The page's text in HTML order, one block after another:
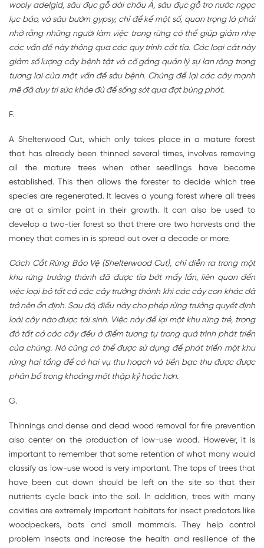
wooly adelgid, sâu đục gỗ dài châu Á, sâu đục gỗ tro nước ngọc
lục bảo, và sâu bướm gypsy, chỉ để kể một số, quan trọng là phải
nhớ rằng những người làm việc trong rừng có thể giúp giảm nhẹ
các vấn đề này thông qua các quy trình cắt tỉa. Các loại cắt này
giảm số lượng cây bệnh tật và cố gắng quản lý sự lan rộng trong
tương lai của một vấn đề sâu bệnh. Chúng để lại các cây mạnh
mẽ đã duy trì sức khỏe đủ để sống sót qua đợt bùng phát.
F.
A Shelterwood Cut, which only takes place in a mature forest
that has already been thinned several times, involves removing
all the mature trees when other seedlings have become
established. This then allows the forester to decide which tree
species are regenerated. It leaves a young forest where all trees
are at a similar point in their growth. It can also be used to
develop a two-tier forest so that there are two harvests and the
money that comes in is spread out over a decade or more.
Cách Cắt Rừng Bảo Vệ (Shelterwood Cut), chỉ diễn ra trong một
khu rừng trưởng thành đã được tỉa bớt mấy lần, liên quan đến
việc loại bỏ tất cả các cây trưởng thành khi các cây con khác đã
trở nên ổn định. Sau đó, điều này cho phép rừng trưởng quyết định
loài cây nào được tái sinh. Việc này để lại một khu rừng trẻ, trong
đó tất cả các cây đều ở điểm tương tự trong quá trình phát triển
của chúng. Nó cũng có thể được sử dụng để phát triển một khu
rừng hai tầng để có hai vụ thu hoạch và tiền bạc thu được được
phân bổ trong khoảng một thập kỷ hoặc hơn.
G.
Thinnings and dense and dead wood removal for fire prevention
also center on the production of low-use wood. However, it is
important to remember that some retention of what many would
classify as low-use wood is very important. The tops of trees that
have been cut down should be left on the site so that their
nutrients cycle back into the soil. In addition, trees with many
cavities are extremely important habitats for insect predators like
woodpeckers, bats and small mammals. They help control
problem insects and increase the health and resilience of the